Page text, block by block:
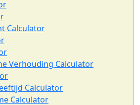
Calculator
Verhouding Calculator
Calculator
Calculator